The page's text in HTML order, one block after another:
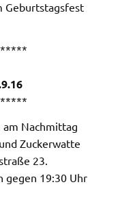
Geburtstagsfest
am Nachmittag
Zuckerwatte
23.
gegen 19:30 Uhr